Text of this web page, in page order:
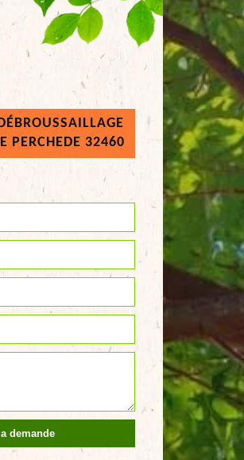
PERCHEDE 32460